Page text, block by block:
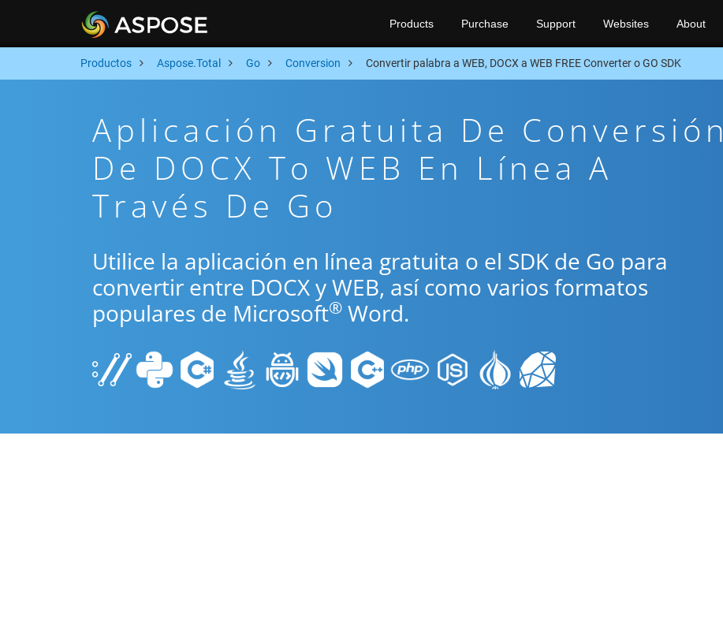
Products Purchase Support Websites About
Productos Aspose.Total Go Conversion Convertir palabra a WEB, DOCX a WEB FREE Converter o GO SDK
Aplicación Gratuita De Conversión
De DOCX To WEB En Línea A
Través De Go
Utilice la aplicación en línea gratuita o el SDK de Go para
convertir entre DOCX y WEB, así como varios formatos
populares de Microsoft® Word.